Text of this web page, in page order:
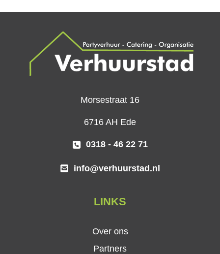
Morsestraat 16
6716 AH Ede
0318 - 46 22 71
info@verhuurstad.nl
LINKS
Over ons
Partners